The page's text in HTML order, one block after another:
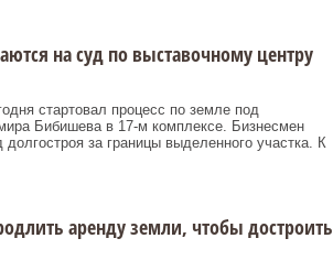
на суд по выставочному центру
стартовал процесс по земле под
Бибишева в 17-м комплексе. Бизнесмен
долгостроя за границы выделенного участка. К
аренду земли, чтобы достроить